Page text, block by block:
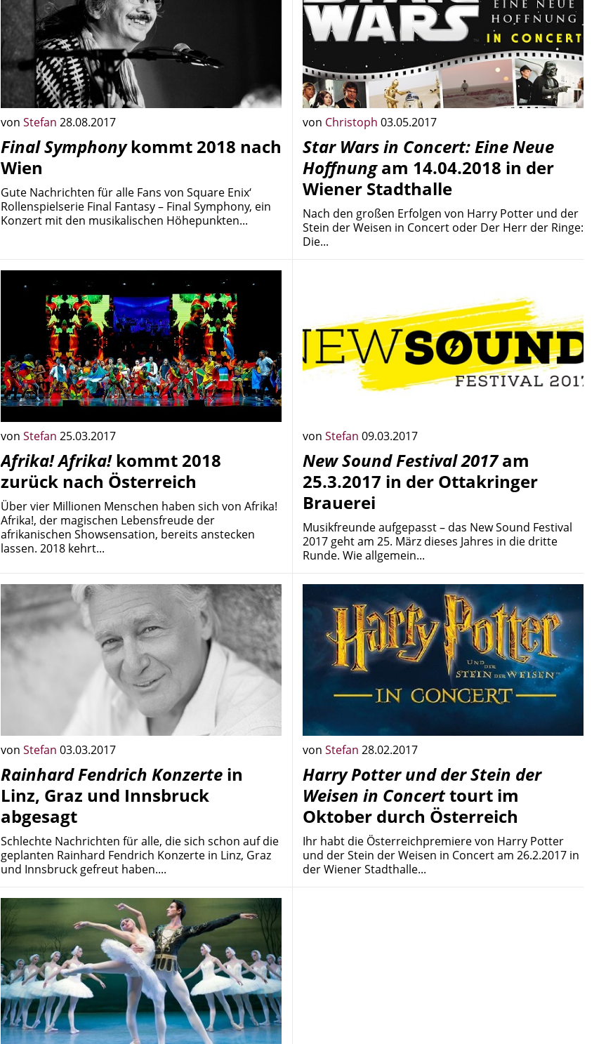
von Stefan 28.08.2017
Final Symphonykommt 2018 nach
Wien
Gute Nachrichten für alle Fans von Square Enix‘
Rollenspielserie Final Fantasy – Final Symphony, ein
Konzert mit den musikalischen Höhepunkten...
von Christoph 03.05.2017
Star Wars in Concert: Eine Neue
Hoffnungam 14.04.2018 in der
Wiener Stadthalle
Nach den großen Erfolgen von Harry Potter und der
Stein der Weisen in Concert oder Der Herr der Ringe:
Die...
von Stefan 25.03.2017
Afrika! Afrika!kommt 2018
zurück nach Österreich
Über vier Millionen Menschen haben sich von Afrika!
Afrika!, der magischen Lebensfreude der
afrikanischen Showsensation, bereits anstecken
lassen. 2018 kehrt...
von Stefan 09.03.2017
New Sound Festival 2017am
25.3.2017 in der Ottakringer
Brauerei
Musikfreunde aufgepasst – das New Sound Festival
2017 geht am 25. März dieses Jahres in die dritte
Runde. Wie allgemein...
von Stefan 03.03.2017
Rainhard Fendrich Konzerte in
Linz, Graz und Innsbruck
abgesagt
Schlechte Nachrichten für alle, die sich schon auf die
geplanten Rainhard Fendrich Konzerte in Linz, Graz
und Innsbruck gefreut haben....
von Stefan 28.02.2017
Harry Potter und der Stein der
Weisen in Concerttourt im
Oktober durch Österreich
Ihr habt die Österreichpremiere von Harry Potter
und der Stein der Weisen in Concert am 26.2.2017 in
der Wiener Stadthalle...